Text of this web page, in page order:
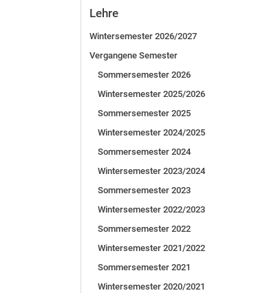
Lehre
Wintersemester 2026/2027
Vergangene Semester
Sommersemester 2026
Wintersemester 2025/2026
Sommersemester 2025
Wintersemester 2024/2025
Sommersemester 2024
Wintersemester 2023/2024
Sommersemester 2023
Wintersemester 2022/2023
Sommersemester 2022
Wintersemester 2021/2022
Sommersemester 2021
Wintersemester 2020/2021